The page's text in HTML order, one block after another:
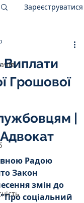
Зареєструватися
Грошової
|
Радою
Закон
змін до
соціальний